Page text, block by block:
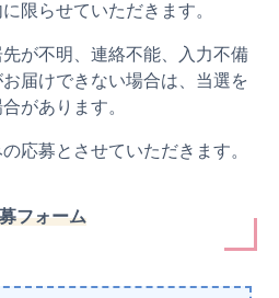
限らせていただきます。
先が不明、連絡不能、入力不備
届けできない場合は、当選を
があります。
応募とさせていただきます。
フォーム